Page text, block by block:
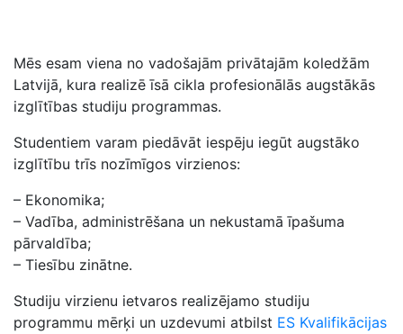
Mēs esam viena no vadošajām privātajām koledžām
Latvijā, kura realizē īsā cikla profesionālās augstākās
izglītības studiju programmas.
Studentiem varam piedāvāt iespēju iegūt augstāko
izglītību trīs nozīmīgos virzienos:
– Ekonomika;
– Vadība, administrēšana un nekustamā īpašuma
pārvaldība;
– Tiesību zinātne.
Studiju virzienu ietvaros realizējamo studiju
programmu mērķi un uzdevumi atbilst ES Kvalifikācijas